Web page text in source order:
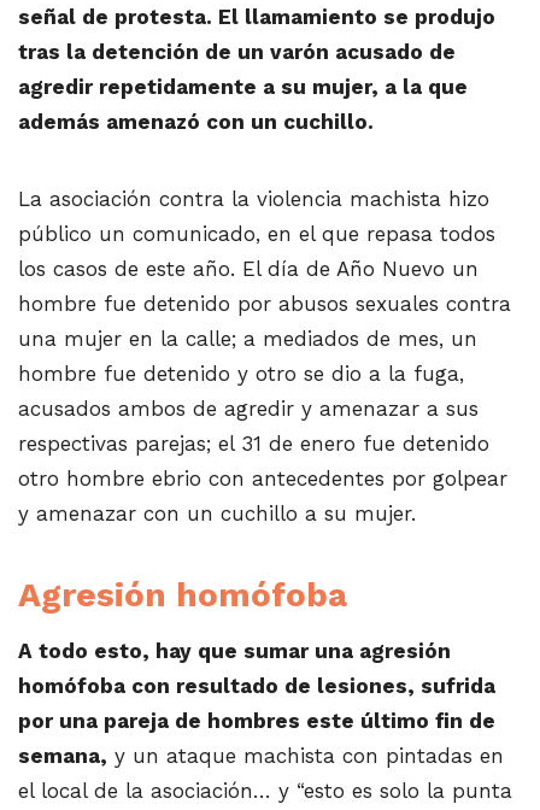
señal de protesta. El llamamiento se produjo
tras la detención de un varón acusado de
agredir repetidamente a su mujer, a la que
además amenazó con un cuchillo.
La asociación contra la violencia machista hizo
público un comunicado, en el que repasa todos
los casos de este año. El día de Año Nuevo un
hombre fue detenido por abusos sexuales contra
una mujer en la calle; a mediados de mes, un
hombre fue detenido y otro se dio a la fuga,
acusados ambos de agredir y amenazar a sus
respectivas parejas; el 31 de enero fue detenido
otro hombre ebrio con antecedentes por golpear
y amenazar con un cuchillo a su mujer.
Agresión homófoba
A todo esto, hay que sumar una agresión
homófoba con resultado de lesiones, sufrida
por una pareja de hombres este último fin de
semana, y un ataque machista con pintadas en
el local de la asociación… y “esto es solo la punta